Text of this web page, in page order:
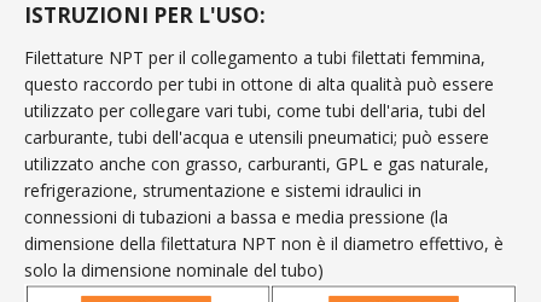
ISTRUZIONI PER L'USO:
Filettature NPT per il collegamento a tubi filettati femmina,
questo raccordo per tubi in ottone di alta qualità può essere
utilizzato per collegare vari tubi, come tubi dell'aria, tubi del
carburante, tubi dell'acqua e utensili pneumatici; può essere
utilizzato anche con grasso, carburanti, GPL e gas naturale,
refrigerazione, strumentazione e sistemi idraulici in
connessioni di tubazioni a bassa e media pressione (la
dimensione della filettatura NPT non è il diametro effettivo, è
solo la dimensione nominale del tubo)